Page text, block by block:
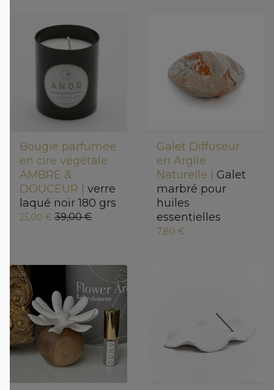
Bougie parfumée
en cire végétale
AMBRE &
DOUCEUR | verre
laqué noir 180 grs
25,00 € 39,00 €
Galet Diffuseur
en Argile
Naturelle | Galet
marbré pour
huiles
essentielles
7,80 €